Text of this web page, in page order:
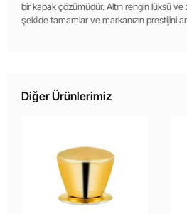
bir kapak çözümüdür. Altın rengin lüksü ve
şekilde tamamlar ve markanızın prestijini
Diğer Ürünlerimiz